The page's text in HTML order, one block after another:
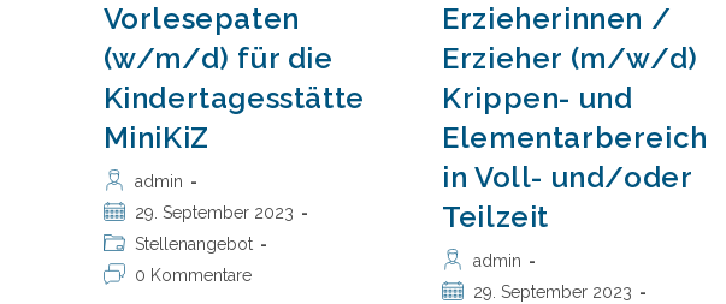
Vorlesepaten
(w/m/d) für die
Kindertagesstätte
MiniKiZ
Beitrags-
Autor:
admin
Beitrag
veröffentlicht:
29. September 2023
Beitrags-
Kategorie:
Stellenangebot
Beitrags-0 Kommentare
Erzieherinnen /
Erzieher (m/w/d)
Krippen- und
Elementarbereich
in Voll- und/oder
Teilzeit
Beitrags-
Autor:
admin
Beitrag29. September 2023